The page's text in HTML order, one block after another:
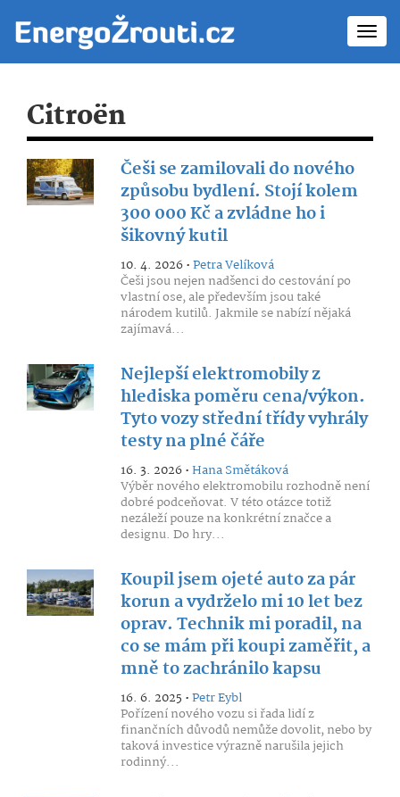
Citroën
Češi se zamilovali do nového
způsobu bydlení. Stojí kolem
300 000 Kč a zvládne ho i
šikovný kutil
10. 4. 2026 •Petra Velíková
Češi jsou nejen nadšenci do cestování po
vlastní ose, ale především jsou také
národem kutilů. Jakmile se nabízí nějaká
zajímavá...
Nejlepší elektromobily z
hlediska poměru cena/výkon.
Tyto vozy střední třídy vyhrály
testy na plné čáře
16. 3. 2026 •Hana Smětáková
Výběr nového elektromobilu rozhodně není
dobré podceňovat. V této otázce totiž
nezáleží pouze na konkrétní značce a
designu. Do hry...
Koupil jsem ojeté auto za pár
korun a vydrželo mi 10 let bez
oprav. Technik mi poradil, na
co se mám při koupi zaměřit, a
mně to zachránilo kapsu
16. 6. 2025 •Petr Eybl
Pořízení nového vozu si řada lidí z
finančních důvodů nemůže dovolit, nebo by
taková investice výrazně narušila jejich
rodinný...